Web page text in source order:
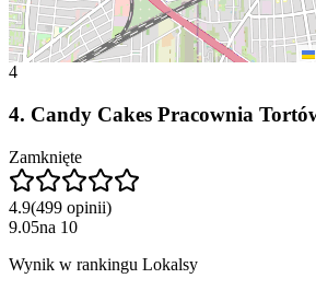
4
4. Candy Cakes Pracownia
Zamknięte
4.9(499 opinii)
9.05na 10
Wynik w rankingu Lokalsy